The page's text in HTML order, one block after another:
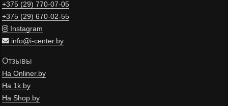
+375 (29)770-07-05
+375 (29)670-02-55
Instagram
info@i-center.by
Отзывы
На Onliner.by
На 1k.by
На Shop.by